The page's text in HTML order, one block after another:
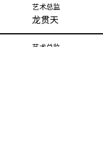
艺术总监
龙贯天
艺术总监